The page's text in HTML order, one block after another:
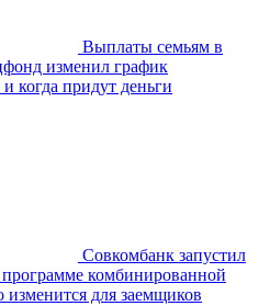
Выплаты семьям в
изменил график
когда придут деньги
Совкомбанк запустил
комбинированной
изменится для заемщиков